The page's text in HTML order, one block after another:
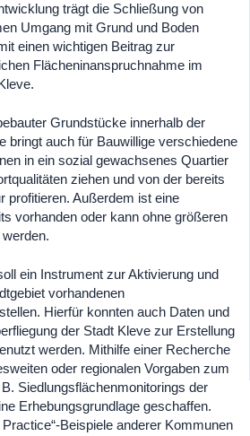
trägt die Schließung von
Umgang mit Grund und Boden
einen wichtigen Beitrag zur
Flächeninanspruchnahme im
Grundstücke innerhalb der
bringt auch für Bauwillige verschiedene
in ein sozial gewachsenes Quartier
ziehen und von der bereits
profitieren. Außerdem ist eine
vorhanden oder kann ohne größeren
ein Instrument zur Aktivierung und
vorhandenen
Hierfür konnten auch Daten und
der Stadt Kleve zur Erstellung
werden. Mithilfe einer Recherche
oder regionalen Vorgaben zum
Siedlungsflächenmonitorings der
Erhebungsgrundlage geschaffen.
Beispiele anderer Kommunen